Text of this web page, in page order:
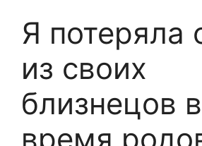
Я потеряла
из своих
близнецов
время